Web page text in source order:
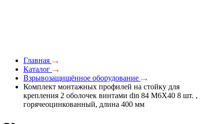
Главная
Каталог
Взрывозащищённое оборудование
Комплект монтажных профилей на стойку для
крепления 2 оболочек винтами din 84 M6X40 8 шт. ,
горячеоцинкованный, длина 400 мм